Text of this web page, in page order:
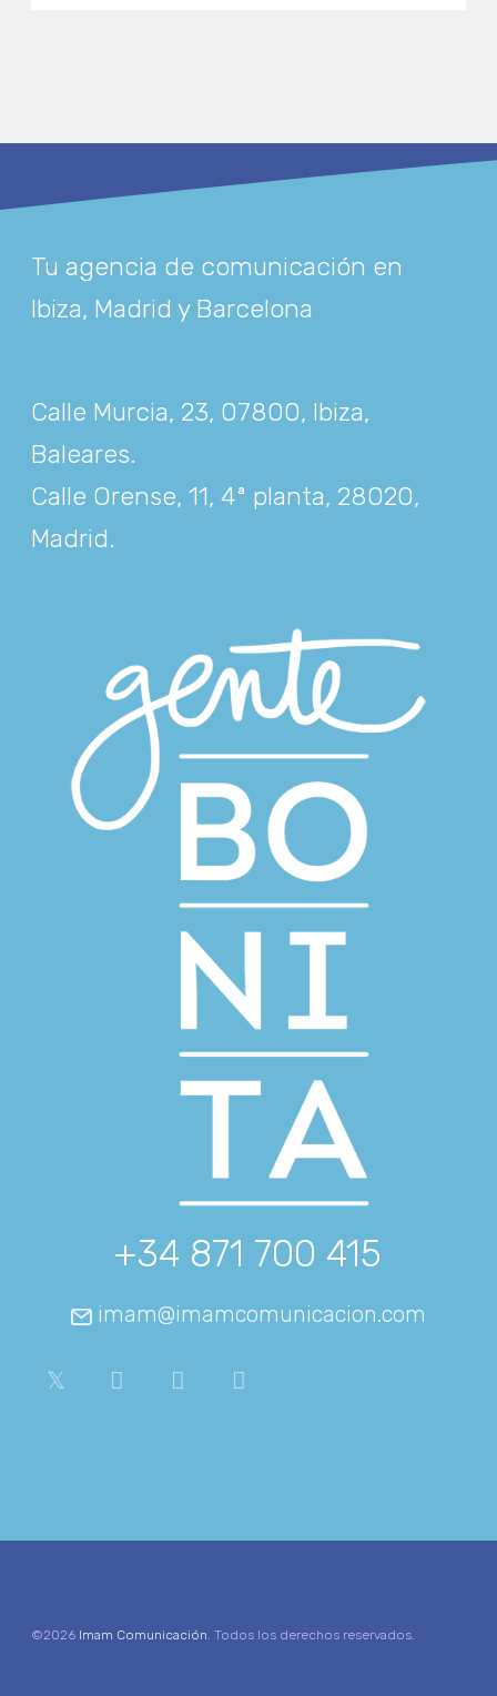
Tu agencia de comunicación en
Ibiza, Madrid y Barcelona
Calle Murcia, 23, 07800, Ibiza,
Baleares.
Calle Orense, 11, 4ª planta, 28020,
Madrid.
+34 871 700 415
imam@imamcomunicacion.com
©2026 Imam Comunicación. Todos los derechos reservados.